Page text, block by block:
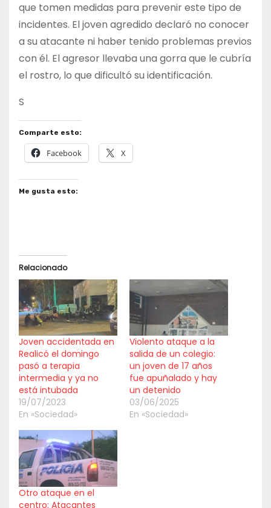
que tomen medidas para prevenir este tipo de
incidentes. El joven agredido declaró no conocer
a su atacante ni haber tenido problemas previos
con él. El agresor llevaba una gorra que le cubría
el rostro, lo que dificultó su identificación.
S
Comparte esto:
Facebook X
Me gusta esto:
Relacionado
Joven accidentada en
Realicó el domingo
pasó a terapia
intermedia y ya no
está intubada
19/07/2023
En «Sociedad»
Violento ataque a la
salida de un colegio:
un joven de 17 años
fue apuñalado y hay
un detenido
03/06/2025
En «Sociedad»
Otro ataque en el
centro: Atacantes